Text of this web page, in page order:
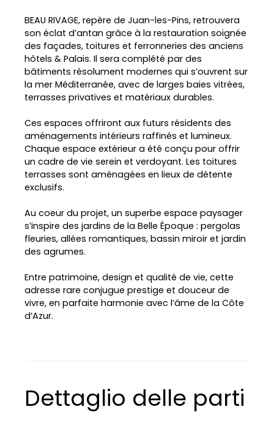
BEAU RIVAGE, repère de Juan-les-Pins, retrouvera
son éclat d’antan grâce à la restauration soignée
des façades, toitures et ferronneries des anciens
hôtels & Palais. Il sera complété par des
bâtiments résolument modernes qui s’ouvrent sur
la mer Méditerranée, avec de larges baies vitrées,
terrasses privatives et matériaux durables.
Ces espaces offriront aux futurs résidents des
aménagements intérieurs raffinés et lumineux.
Chaque espace extérieur a été conçu pour offrir
un cadre de vie serein et verdoyant. Les toitures
terrasses sont aménagées en lieux de détente
exclusifs.
Au coeur du projet, un superbe espace paysager
s’inspire des jardins de la Belle Époque : pergolas
fleuries, allées romantiques, bassin miroir et jardin
des agrumes.
Entre patrimoine, design et qualité de vie, cette
adresse rare conjugue prestige et douceur de
vivre, en parfaite harmonie avec l’âme de la Côte
d’Azur.
Dettaglio delle parti